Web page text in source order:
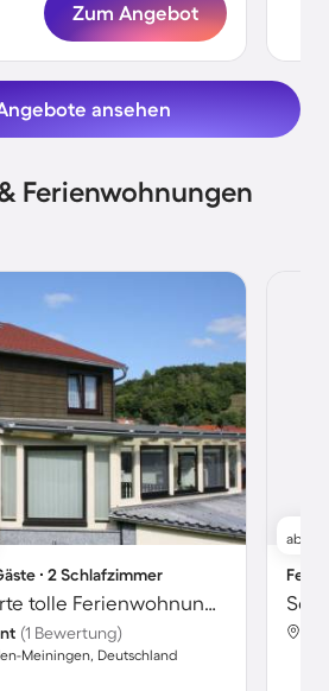
Zum Angebot
ansehen
Ferienwohnungen
∙ 2 Schlafzimmer
Familienorientierte tolle Ferienwohnung mit Garten und Grill | Panoramablick
(1 Bewertung)
Meiningen, Deutschland
ab